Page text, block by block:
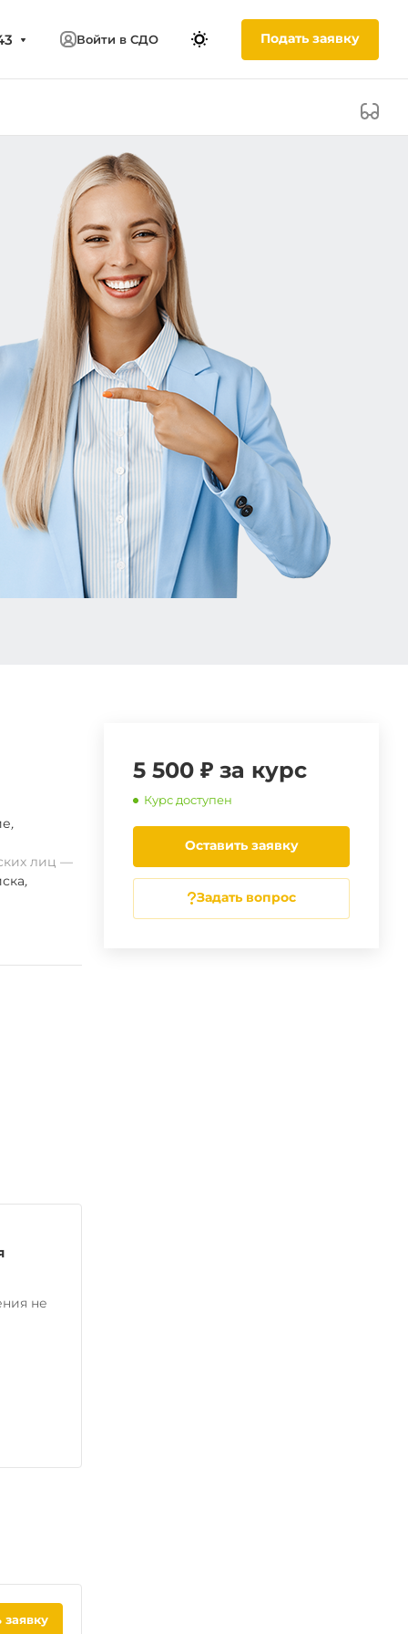
Войти в СДО Подать заявку
5 500 ₽ за курс
Курс доступен
Оставить заявку
Задать вопрос
,
лиц
,
не
заявку